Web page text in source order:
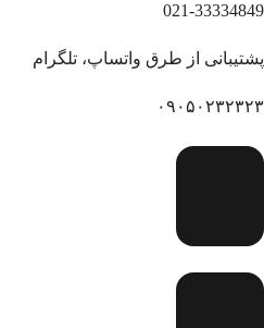
021-33334849
پشتیبانی از طرق واتساپ، تلگرام
۰۹۰۵۰۲۳۲۳۲۳